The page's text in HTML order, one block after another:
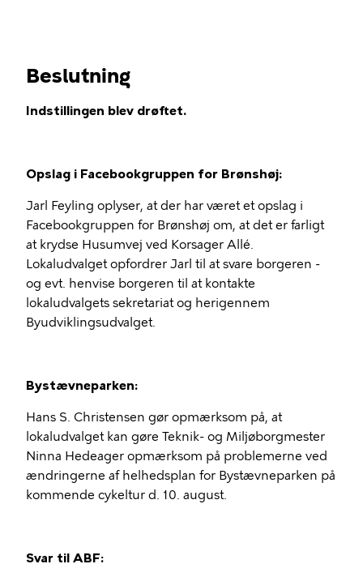
Beslutning
Indstillingen blev drøftet.
Opslag i Facebookgruppen for Brønshøj:
Jarl Feyling oplyser, at der har været et opslag i
Facebookgruppen for Brønshøj om, at det er farligt
at krydse Husumvej ved Korsager Allé.
Lokaludvalget opfordrer Jarl til at svare borgeren -
og evt. henvise borgeren til at kontakte
lokaludvalgets sekretariat og herigennem
Byudviklingsudvalget.
Bystævneparken:
Hans S. Christensen gør opmærksom på, at
lokaludvalget kan gøre Teknik- og Miljøborgmester
Ninna Hedeager opmærksom på problemerne ved
ændringerne af helhedsplan for Bystævneparken på
kommende cykeltur d. 10. august.
Svar til ABF: